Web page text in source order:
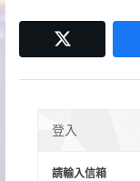
登入
請輸入信箱